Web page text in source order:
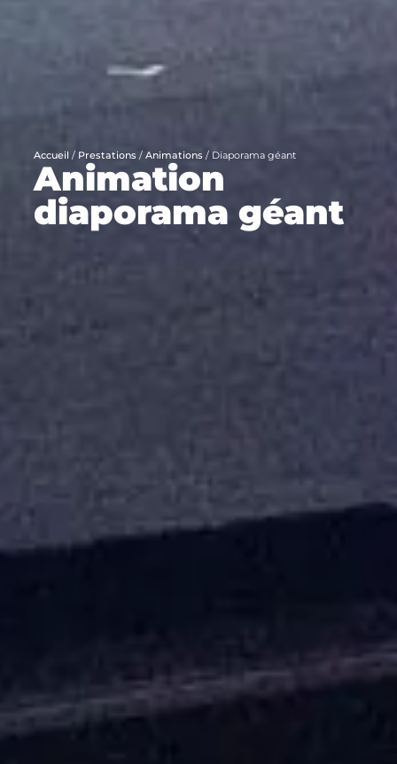
Accueil / Prestations /Animations / Diaporama géant
Animation
diaporama géant